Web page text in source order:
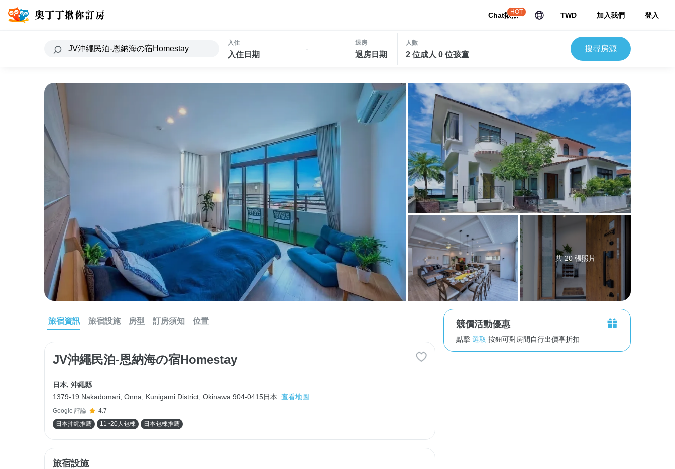
Chat揪揪
HOT TWD 加入我們 登入
入住
入住日期
-
退房
退房日期
人數
2 位成人 0 位孩童
搜尋房源
共 20 張照片
旅宿資訊 旅宿設施 房型 訂房須知 位置
JV沖繩民泊-恩納海の宿Homestay
日本, 沖繩縣
1379-19 Nakadomari, Onna, Kunigami District, Okinawa 904-0415日本 查看地圖
Google 評論
4.7
日本沖繩推薦
11~20人包棟 日本包棟推薦
旅宿設施
競價活動優惠
點擊 選取 按鈕可對房間自行出價享折扣